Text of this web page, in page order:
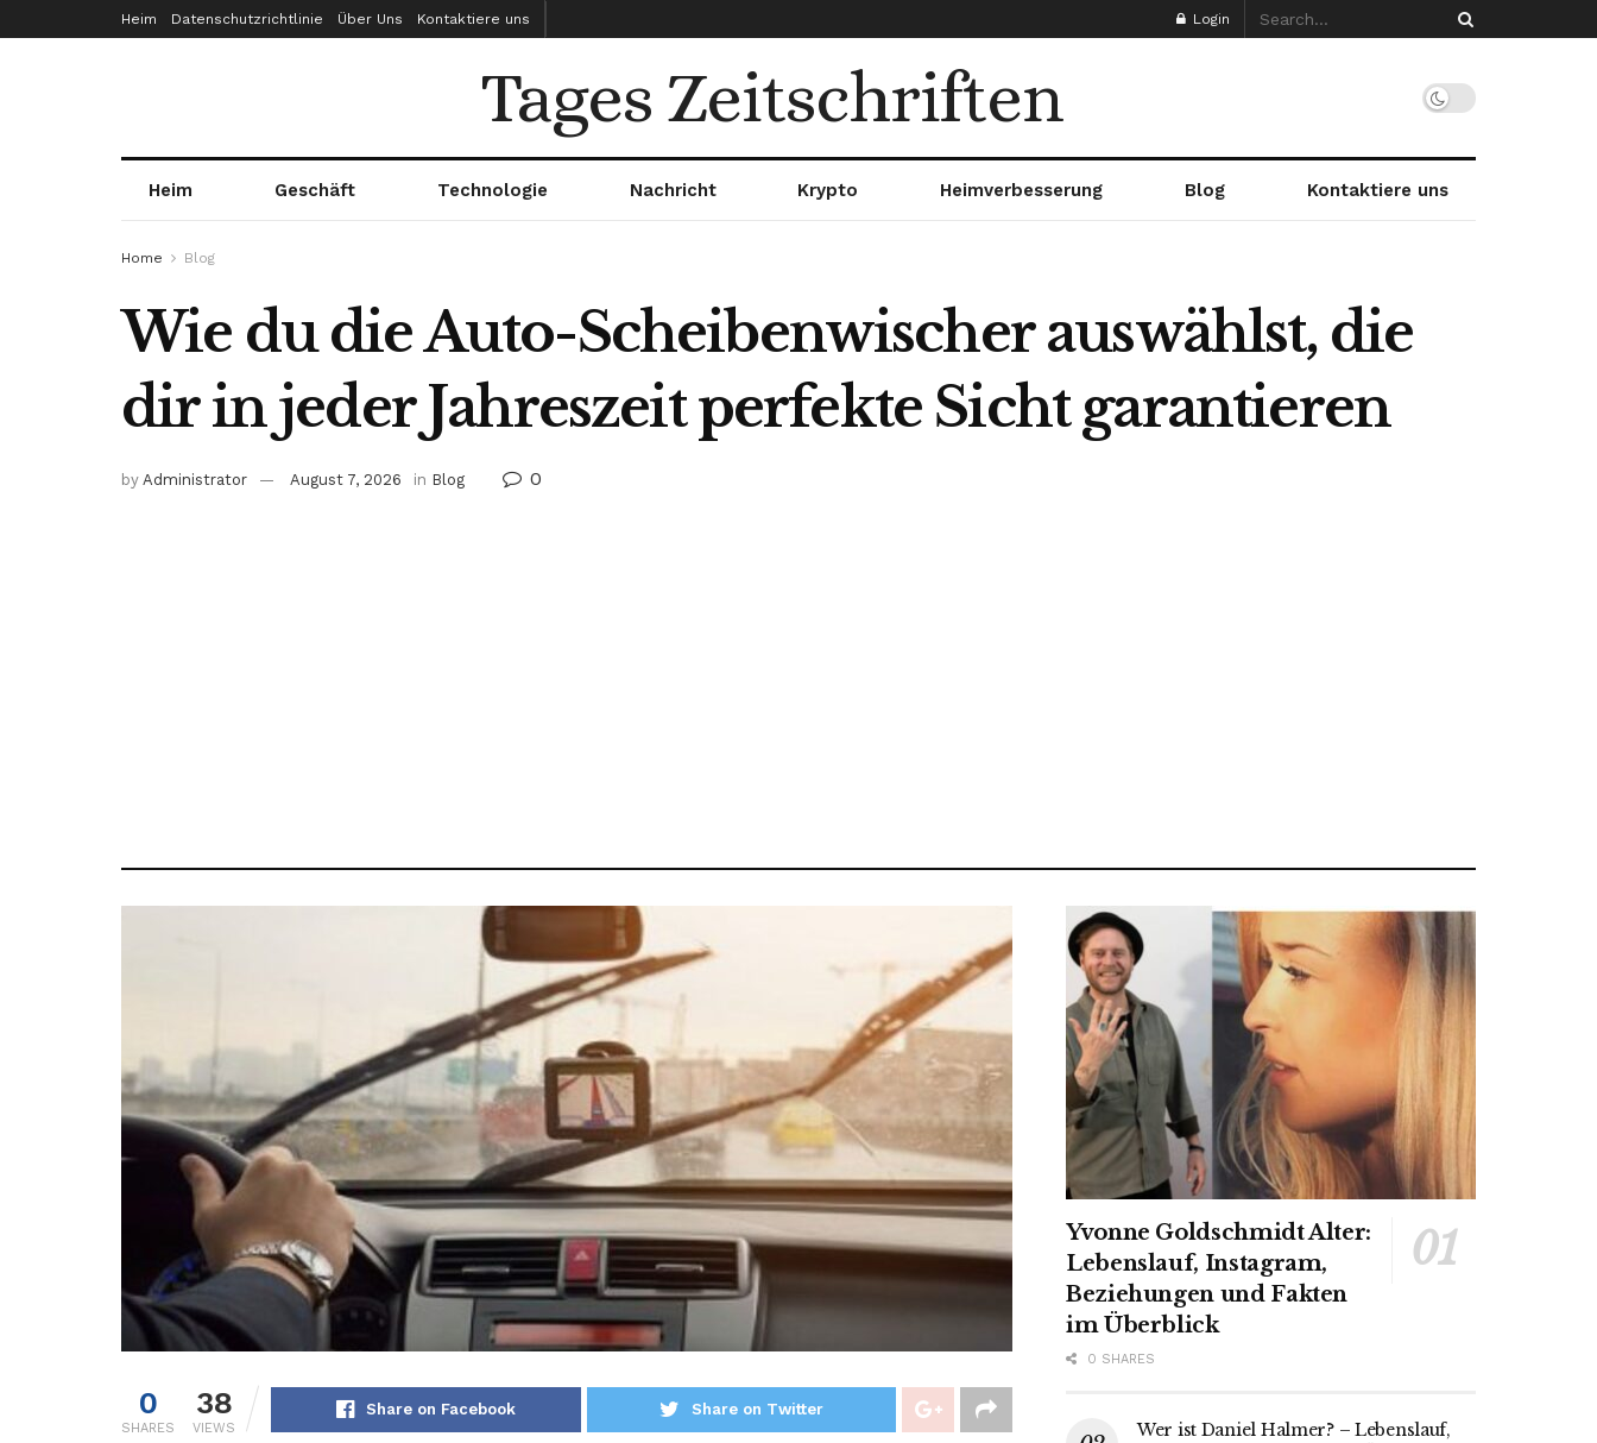
Heim Datenschutzrichtlinie Über Uns Kontaktiere uns Login
Tages Zeitschriften
Heim Geschäft Technologie Nachricht Krypto Heimverbesserung Blog Kontaktiere uns
Home Blog
Wie du die Auto-Scheibenwischer auswählst, die
dir in jeder Jahreszeit perfekte Sicht garantieren
by Administrator August 7, 2026 in Blog 0
0
SHARES
38
VIEWS
Share on Facebook Share on Twitter
Yvonne Goldschmidt Alter:
Lebenslauf, Instagram,
Beziehungen und Fakten
im Überblick
0 SHARES
Wer ist Daniel Halmer? – Lebenslauf,